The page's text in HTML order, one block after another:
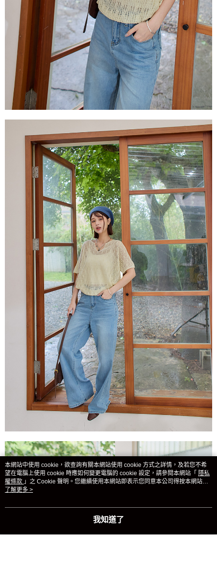
本網站中使用 cookie，欲查詢有關本網站使用 cookie 方式之詳情，及若您不希
望在電腦上使用 cookie 時應如何變更電腦的 cookie 設定，請參閱本網站「 隱私
權條款 」之 Cookie 聲明。您繼續使用本網站即表示您同意本公司得按本網站使
用條款之 Cookie 聲明使用 cookie。
了解更多 >
我知道了